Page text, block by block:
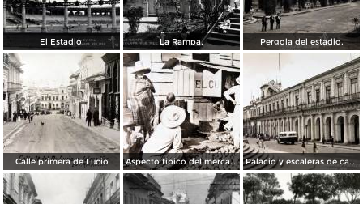
El Estadio. La Rampa. Pergola del estadio.
Calle primera de Lucio Aspecto tipico del mercado ( Circulada el 24 de Junio de 1940 ). Palacio y escaleras de catedral.